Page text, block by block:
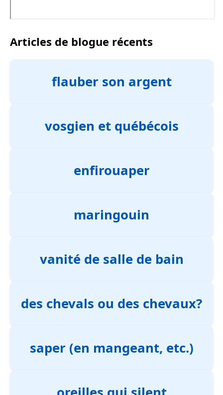
Articles de blogue récents
flauber son argent
vosgien et québécois
enfirouaper
maringouin
vanité de salle de bain
des chevals ou des chevaux?
saper (en mangeant, etc.)